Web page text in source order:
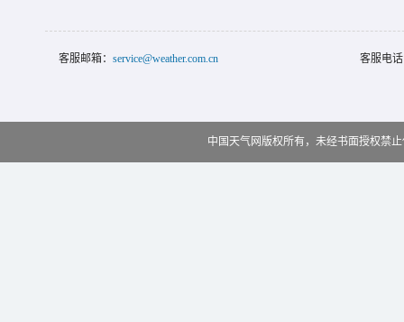
客服邮箱： service@weather.com.cn 客服电
中国天气网版权所有，未经书面授权